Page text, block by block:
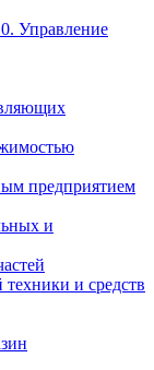
Управление
предприятием
и
и средств